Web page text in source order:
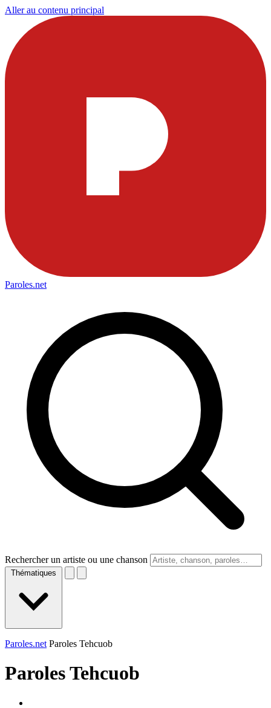
Aller au contenu principal
Paroles.net
Rechercher un artiste ou une chanson
Thématiques
Paroles.net Paroles Tehcuob
ParolesTehcuob